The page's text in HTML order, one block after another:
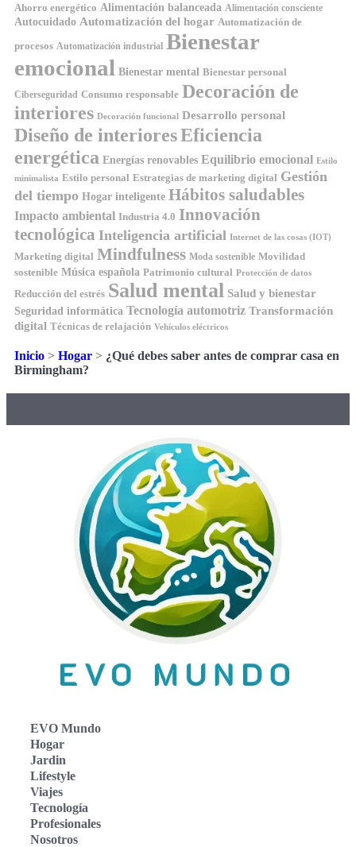
Ahorro energético Alimentación balanceada Alimentación consciente
Autocuidado Automatización del hogar Automatización de
procesos Automatización industrial Bienestar
emocional Bienestar mental Bienestar personal
Ciberseguridad Consumo responsable Decoración de
interiores Decoración funcional Desarrollo personal
Diseño de interioresEficiencia
energética Energías renovables Equilibrio emocional Estilo
minimalista Estilo personal Estrategias de marketing digital Gestión
del tiempo Hogar inteligente Hábitos saludables
Impacto ambiental Industria 4.0 Innovación
tecnológica Inteligencia artificial Internet de las cosas (IOT)
Marketing digital Mindfulness Moda sostenible Movilidad
sostenible Música española Patrimonio cultural Protección de datos
Reducción del estrés Salud mental Salud y bienestar
Seguridad informática Tecnología automotriz Transformación
digital Técnicas de relajación Vehículos eléctricos
Inicio > Hogar > ¿Qué debes saber antes de comprar casa en
Birmingham?
EVO Mundo
Hogar
Jardin
Lifestyle
Viajes
Tecnología
Profesionales
Nosotros